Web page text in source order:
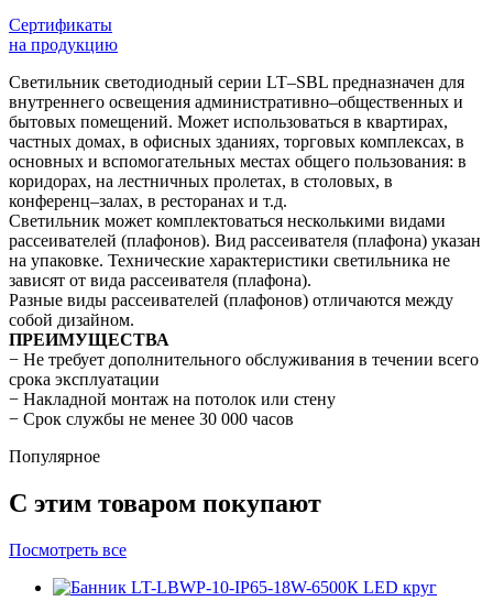
Сертификаты
на продукцию
Светильник светодиодный серии LT–SBL предназначен для
внутреннего освещения административно–общественных и
бытовых помещений. Может использоваться в квартирах,
частных домах, в офисных зданиях, торговых комплексах, в
основных и вспомогательных местах общего пользования: в
коридорах, на лестничных пролетах, в столовых, в
конференц–залах, в ресторанах и т.д.
Светильник может комплектоваться несколькими видами
рассеивателей (плафонов). Вид рассеивателя (плафона) указан
на упаковке. Технические характеристики светильника не
зависят от вида рассеивателя (плафона).
Разные виды рассеивателей (плафонов) отличаются между
собой дизайном.
ПРЕИМУЩЕСТВА
− Не требует дополнительного обслуживания в течении всего
срока эксплуатации
− Накладной монтаж на потолок или стену
− Срок службы не менее 30 000 часов
Популярное
С этим товаром покупают
Посмотреть все